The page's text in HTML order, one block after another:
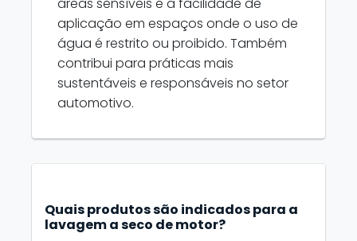
aplicação em espaços onde o uso de
água é restrito ou proibido. Também
contribui para práticas mais
sustentáveis e responsáveis no setor
automotivo.
Quais produtos são indicados para a
lavagem a seco de motor?